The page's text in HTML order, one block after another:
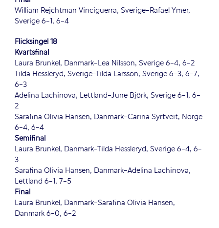
William Rejchtman Vinciguerra, Sverige-Rafael Ymer,
Sverige 6-1, 6-4
Flicksingel 18
Kvartsfinal
Laura Brunkel, Danmark-Lea Nilsson, Sverige 6-4, 6-2
Tilda Hessleryd, Sverige-Tilda Larsson, Sverige 6-3, 6-7,
6-3
Adelina Lachinova, Lettland-June Björk, Sverige 6-1, 6-
2
Sarafina Olivia Hansen, Danmark-Carina Syrtveit, Norge
6-4, 6-4
Semifinal
Laura Brunkel, Danmark-Tilda Hessleryd, Sverige 6-4, 6-
3
Sarafina Olivia Hansen, Danmark-Adelina Lachinova,
Lettland 6-1, 7-5
Final
Laura Brunkel, Danmark-Sarafina Olivia Hansen,
Danmark 6-0, 6-2